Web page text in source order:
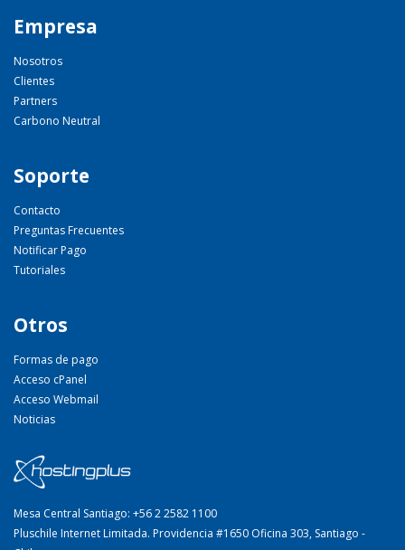
Empresa
Nosotros
Clientes
Partners
Carbono Neutral
Soporte
Contacto
Preguntas Frecuentes
Notificar Pago
Tutoriales
Otros
Formas de pago
Acceso cPanel
Acceso Webmail
Noticias
Mesa Central Santiago: +56 2 2582 1100
Pluschile Internet Limitada. Providencia #1650 Oficina 303, Santiago -